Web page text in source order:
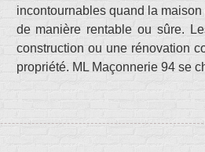
incontournables quand la
de manière rentable ou sûre.
construction ou une rénovation
propriété. ML Maçonnerie 94 se